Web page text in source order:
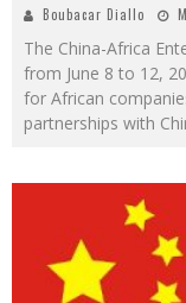
Boubacar Diallo
The China-Africa
from June 8 to 12,
for African
partnerships with